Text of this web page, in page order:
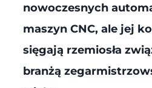
nowoczesnych
maszyn CNC, ale jej
sięgają rzemiosła
branżą